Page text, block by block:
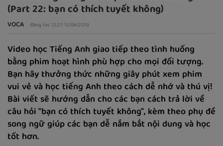
(Part 22: bạn có thích tuyết không)
VOCA đăng lúc 12:27 12/06/2019
Video học Tiếng Anh giao tiếp theo tình huống
bằng phim hoạt hình phù hợp cho mọi đối tượng.
Bạn hãy thưởng thức những giây phút xem phim
vui vẻ và học tiếng Anh theo cách dễ nhớ và thú vị!
Bài viết sẽ hướng dẫn cho các bạn cách trả lời về
câu hỏi "bạn có thích tuyết không", kèm theo phụ đề
song ngữ giúp các bạn dễ nắm bắt nội dung và học
tốt hơn.